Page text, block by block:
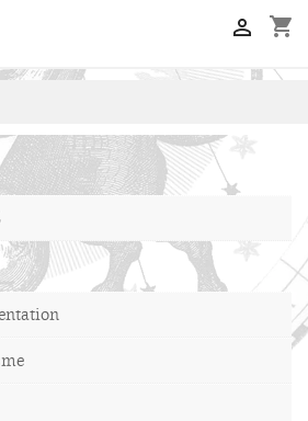
shopping_cart
